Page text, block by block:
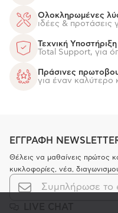
Ολοκληρωμένες
ιδέες & προτάσεις
Τεχνική Υποστήριξη
Total Support, για
Πράσινες
για έναν καλύτερο
ΕΓΓΡΑΦΗ
Θέλεις να μαθαίνεις πρώτος
κυκλοφορίες, νέα,